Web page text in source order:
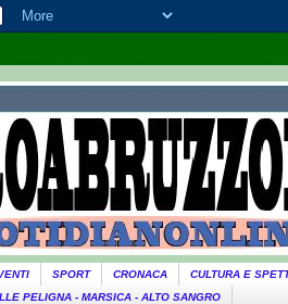
SPORT CRONACA
CULTURA E
PELIGNA - MARSICA - ALTO SANGRO